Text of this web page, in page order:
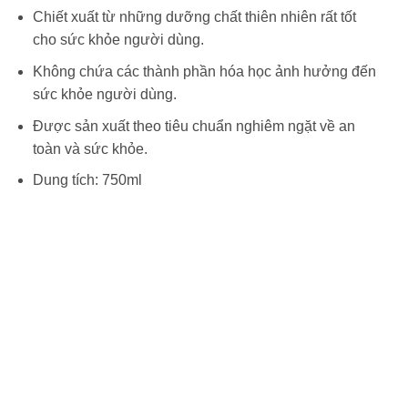
Chiết xuất từ những dưỡng chất thiên nhiên rất tốt
cho sức khỏe người dùng.
Không chứa các thành phần hóa học ảnh hưởng đến
sức khỏe người dùng.
Được sản xuất theo tiêu chuẩn nghiêm ngặt về an
toàn và sức khỏe.
Dung tích: 750ml